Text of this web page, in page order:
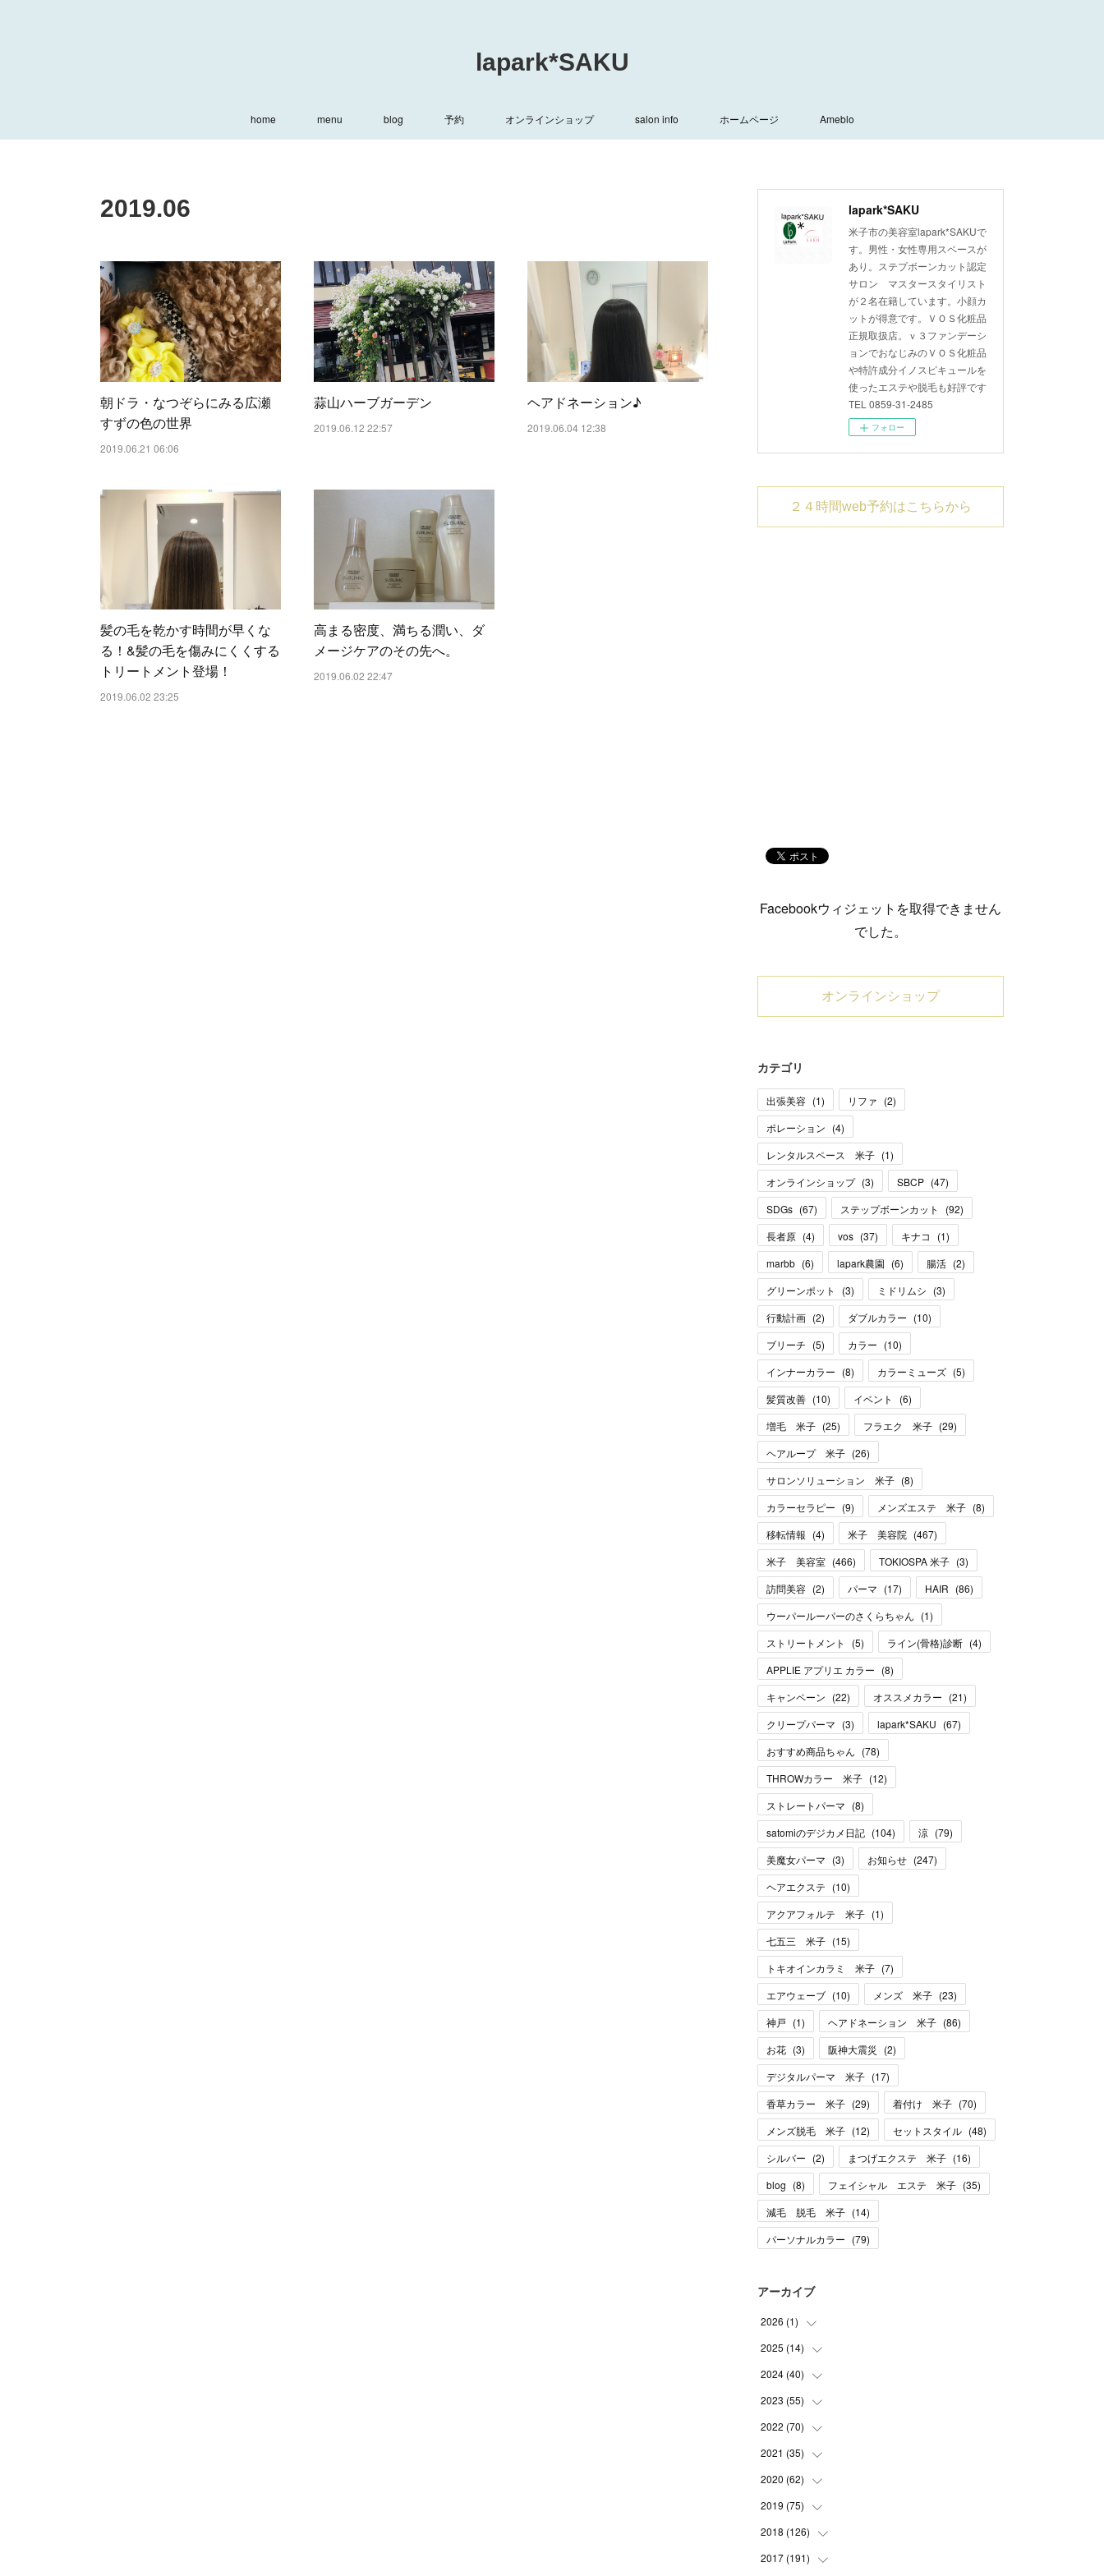
lapark*SAKU
home menu blog 予約 オンラインショップ salon info ホームページ Ameblo
2019.06
朝ドラ・なつぞらにみる広瀬
すずの色の世界
2019.06.21 06:06
蒜山ハーブガーデン
2019.06.12 22:57
ヘアドネーション♪
2019.06.04 12:38
髪の毛を乾かす時間が早くな
る！&髪の毛を傷みにくくする
トリートメント登場！
2019.06.02 23:25
高まる密度、満ちる潤い、ダ
メージケアのその先へ。
2019.06.02 22:47
lapark*SAKU
米子市の美容室lapark*SAKUで
す。男性・女性専用スペースが
あり。ステプボーンカット認定
サロン マスタースタイリスト
が２名在籍しています。小顔カ
ットが得意です。ＶＯＳ化粧品
正規取扱店。ｖ３ファンデーシ
ョンでおなじみのＶＯＳ化粧品
や特許成分イノスピキュールを
使ったエステや脱毛も好評です
TEL 0859-31-2485
フォロー
２４時間web予約はこちらから
Facebookウィジェットを取得できません
でした。
オンラインショップ
カテゴリ
出張美容 (1) リファ (2)
ポレーション (4)
レンタルスペース 米子 (1)
オンラインショップ (3) SBCP (47)
SDGs (67) ステップボーンカット (92)
長者原 (4) vos (37) キナコ (1)
marbb (6) lapark農園 (6) 腸活 (2)
グリーンポット
(3) ミドリムシ (3)
行動計画 (2) ダブルカラー (10)
ブリーチ (5) カラー (10)
インナーカラー (8) カラーミューズ (5)
髪質改善 (10) イベント (6)
増毛 米子 (25) フラエク 米子 (29)
ヘアループ 米子 (26)
サロンソリューション 米子 (8)
カラーセラピー (9) メンズエステ 米子 (8)
移転情報 (4) 米子 美容院 (467)
米子 美容室 (466) TOKIOSPA 米子 (3)
訪問美容 (2) パーマ (17) HAIR (86)
ウーパールーパーのさくらちゃん (1)
ストリートメント
(5) ライン(骨格)診断 (4)
APPLIE アプリエ カラー (8)
キャンペーン (22) オススメカラー (21)
クリープパーマ (3) lapark*SAKU (67)
おすすめ商品ちゃん (78)
THROWカラー 米子 (12)
ストレートパーマ (8)
satomiのデジカメ日記 (104) 涼 (79)
美魔女パーマ (3) お知らせ (247)
ヘアエクステ (10)
アクアフォルテ 米子 (1)
七五三 米子 (15)
トキオインカラミ 米子 (7)
エアウェーブ (10) メンズ 米子 (23)
神戸 (1) ヘアドネーション 米子 (86)
お花 (3) 阪神大震災 (2)
デジタルパーマ 米子 (17)
香草カラー 米子 (29) 着付け 米子 (70)
メンズ脱毛 米子 (12) セットスタイル (48)
シルバー (2) まつげエクステ 米子 (16)
blog (8) フェイシャル エステ 米子 (35)
減毛 脱毛 米子 (14)
パーソナルカラー (79)
アーカイブ
2026 (1)
(1
2025 (14)
(10
)
(1
(1
(2
2024 (40)
(1
(1
(3
(2
(7
(4)
(3)
2023 (55)
(2
(4
(3
(3
(6)
(4)
2022 (70)
(7
(11
)
(8
(1)
(3)
2021 (35)
(5
(7
(5)
(3)
2020 (62)
(6
(9)
(7)
2019 (75)
(1)
(2)
2018 (126)
(6)
2017 (191)